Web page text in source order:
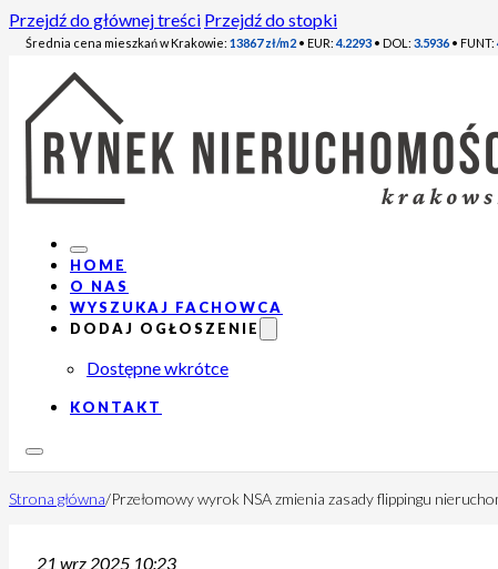
Przejdź do głównej treści Przejdź do stopki
Średnia cena mieszkań w Krakowie: 13867 zł/m2 • EUR: 4.2293 • DOL: 3.5936 • FUNT:
HOME
O NAS
WYSZUKAJ FACHOWCA
DODAJ OGŁOSZENIE
Dostępne wkrótce
KONTAKT
Strona główna/Przełomowy wyrok NSA zmienia zasady flippingu
21 wrz 2025 10:23